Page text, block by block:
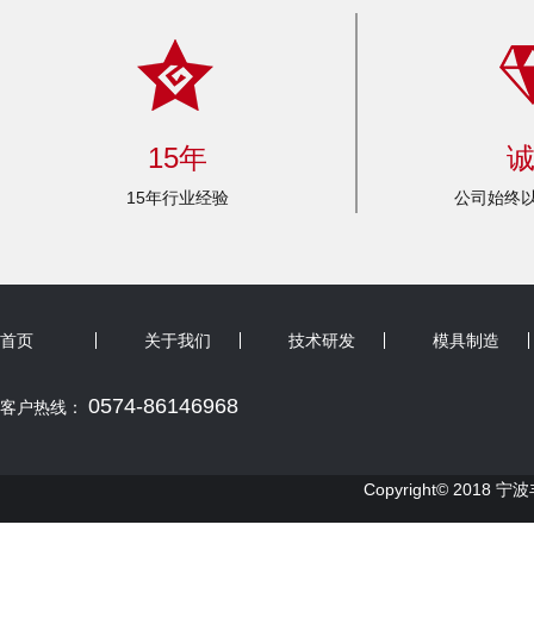
15年
15年行业经验 公司始终
首页 关于我们 技术研发 模具制造
客户热线： 0574-86146968
Copyright© 2018 宁波